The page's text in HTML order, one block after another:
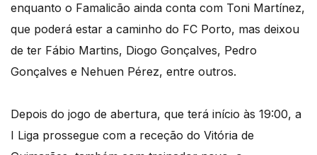
enquanto o Famalicão ainda conta com Toni Martínez,
que poderá estar a caminho do FC Porto, mas deixou
de ter Fábio Martins, Diogo Gonçalves, Pedro
Gonçalves e Nehuen Pérez, entre outros.
Depois do jogo de abertura, que terá início às 19:00, a
I Liga prossegue com a receção do Vitória de